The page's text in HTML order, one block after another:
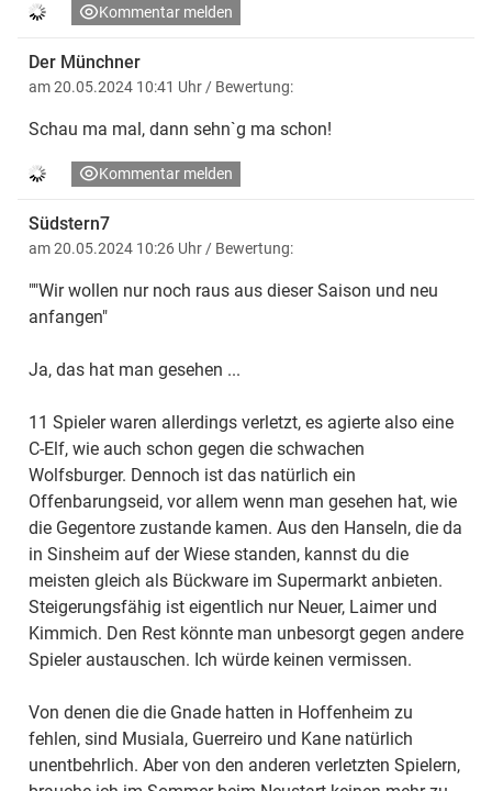
Kommentar melden
Der Münchner
am 20.05.2024 10:41 Uhr / Bewertung:
Schau ma mal, dann sehn`g ma schon!
Kommentar melden
Südstern7
am 20.05.2024 10:26 Uhr / Bewertung:
""Wir wollen nur noch raus aus dieser Saison und neu
anfangen"
Ja, das hat man gesehen ...
11 Spieler waren allerdings verletzt, es agierte also eine
C-Elf, wie auch schon gegen die schwachen
Wolfsburger. Dennoch ist das natürlich ein
Offenbarungseid, vor allem wenn man gesehen hat, wie
die Gegentore zustande kamen. Aus den Hanseln, die da
in Sinsheim auf der Wiese standen, kannst du die
meisten gleich als Bückware im Supermarkt anbieten.
Steigerungsfähig ist eigentlich nur Neuer, Laimer und
Kimmich. Den Rest könnte man unbesorgt gegen andere
Spieler austauschen. Ich würde keinen vermissen.
Von denen die die Gnade hatten in Hoffenheim zu
fehlen, sind Musiala, Guerreiro und Kane natürlich
unentbehrlich. Aber von den anderen verletzten Spielern,